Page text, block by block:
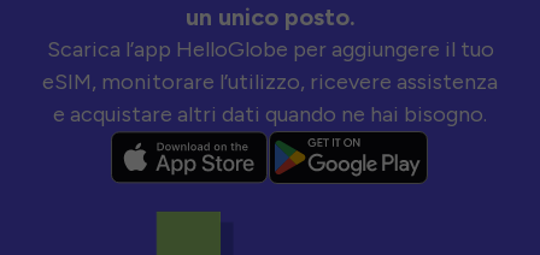
un unico posto.
Scarica l’app HelloGlobe per aggiungere il tuo
eSIM, monitorare l’utilizzo, ricevere assistenza
e acquistare altri dati quando ne hai bisogno.